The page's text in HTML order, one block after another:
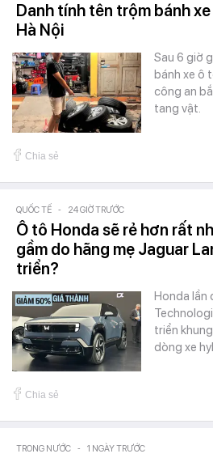
Danh tính tên trộm bánh
Hà Nội
Sau 6 giờ
bánh xe ô
công an
tang vật.
Chia sẻ
QUỐC TẾ - 24 GIỜ TRƯỚC
Ô tô Honda sẽ rẻ hơn rất
gầm do hãng mẹ Jaguar
triển?
Honda lần
triển
dòng xe
Chia sẻ
TRONG NƯỚC - 1 NGÀY TRƯỚC